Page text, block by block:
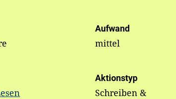
Aufwand
mittel
Aktionstyp
Schreiben &